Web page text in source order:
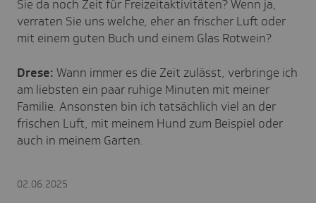
Sie da noch Zeit für Freizeitaktivitäten? Wenn ja,
verraten Sie uns welche, eher an frischer Luft oder
mit einem guten Buch und einem Glas Rotwein?
Drese: Wann immer es die Zeit zulässt, verbringe ich
am liebsten ein paar ruhige Minuten mit meiner
Familie. Ansonsten bin ich tatsächlich viel an der
frischen Luft, mit meinem Hund zum Beispiel oder
auch in meinem Garten.
02.06.2025